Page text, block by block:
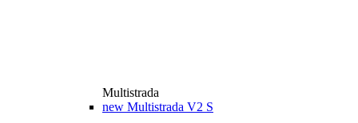
Multistrada
new Multistrada V2 S